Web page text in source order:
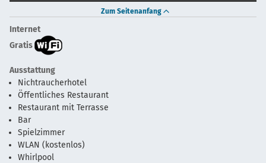
Zum Seitenanfang
Internet
Gratis
Ausstattung
Nichtraucherhotel
Öffentliches Restaurant
Restaurant mit Terrasse
Bar
Spielzimmer
WLAN (kostenlos)
Whirlpool